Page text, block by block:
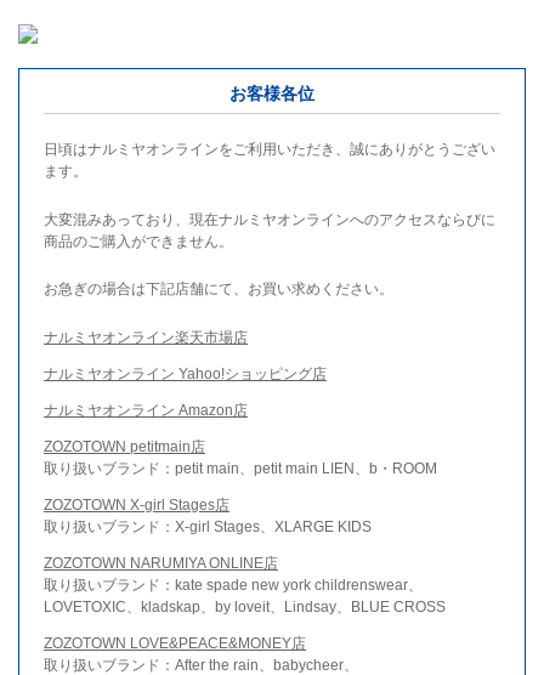
お客様各位
日頃はナルミヤオンラインをご利用いただき、誠にありがとうござい
ます。
大変混みあっており、現在ナルミヤオンラインへのアクセスならびに
商品のご購入ができません。
お急ぎの場合は下記店舗にて、お買い求めください。
ナルミヤオンライン楽天市場店
ナルミヤオンライン Yahoo!ショッピング店
ナルミヤオンライン Amazon店
ZOZOTOWN petitmain店
取り扱いブランド：petit main、petit main LIEN、b・ROOM
ZOZOTOWN X-girl Stages店
取り扱いブランド：X-girl Stages、XLARGE KIDS
ZOZOTOWN NARUMIYA ONLINE店
取り扱いブランド：kate spade new york childrenswear、
LOVETOXIC、kladskap、by loveit、Lindsay、BLUE CROSS
ZOZOTOWN LOVE&PEACE&MONEY店
取り扱いブランド：After the rain、babycheer、